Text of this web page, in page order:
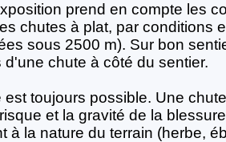
prend en compte les
chutes à plat, par conditions
sous 2500 m). Sur bon
chute à côté du sentier.
est toujours possible. Une
et la gravité de la
à la nature du terrain (herbe,